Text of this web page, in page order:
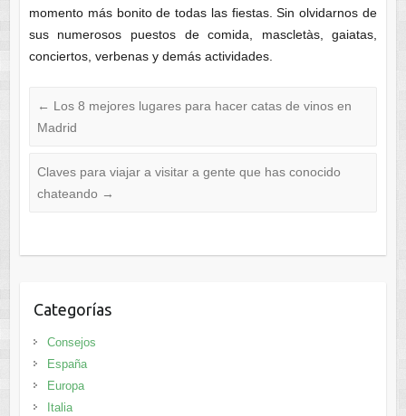
momento más bonito de todas las fiestas. Sin olvidarnos de
sus numerosos puestos de comida, mascletàs, gaiatas,
conciertos, verbenas y demás actividades.
← Los 8 mejores lugares para hacer catas de vinos en
Madrid
Claves para viajar a visitar a gente que has conocido
chateando →
Categorías
Consejos
España
Europa
Italia